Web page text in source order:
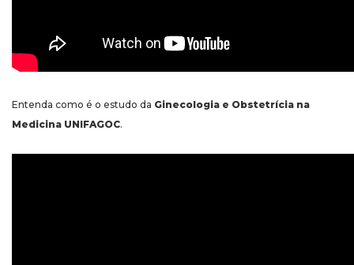
Entenda como é o estudo da Ginecologia e Obstetrícia na
Medicina UNIFAGOC.